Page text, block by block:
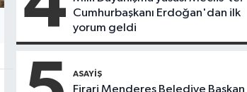
Cumhurbaşkanı Erdoğan'dan ilk
yorum geldi
ASAYIŞ